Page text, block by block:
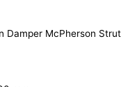
Damper McPherson Strut